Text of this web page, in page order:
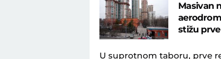
Masivan
stižu
U suprotnom taboru, prve